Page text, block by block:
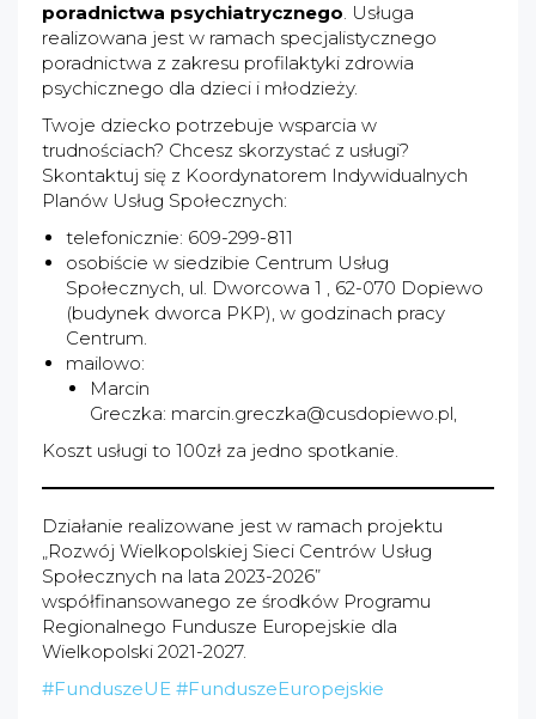
poradnictwa psychiatrycznego. Usługa
realizowana jest w ramach specjalistycznego
poradnictwa z zakresu profilaktyki zdrowia
psychicznego dla dzieci i młodzieży.
Twoje dziecko potrzebuje wsparcia w
trudnościach? Chcesz skorzystać z usługi?
Skontaktuj się z Koordynatorem Indywidualnych
Planów Usług Społecznych:
telefonicznie: 609-299-811
osobiście w siedzibie Centrum Usług
Społecznych, ul. Dworcowa 1 , 62-070 Dopiewo
(budynek dworca PKP), w godzinach pracy
Centrum.
mailowo:
Marcin
Greczka: marcin.greczka@cusdopiewo.pl,
Koszt usługi to 100zł za jedno spotkanie.
Działanie realizowane jest w ramach projektu
„Rozwój Wielkopolskiej Sieci Centrów Usług
Społecznych na lata 2023-2026”
współfinansowanego ze środków Programu
Regionalnego Fundusze Europejskie dla
Wielkopolski 2021-2027.
#FunduszeUE #FunduszeEuropejskie